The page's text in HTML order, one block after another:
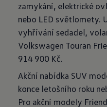
zamykání, elektrické
nebo LED světlomety.
vyhřívání sedadel,
Volkswagen Touran
914 900 Kč.
Akční nabídka SUV
konce letošního roku
Pro akční modely